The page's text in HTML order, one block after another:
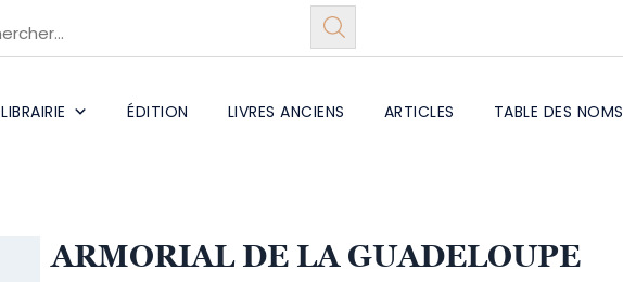
LIBRAIRIE ÉDITION LIVRES ANCIENS ARTICLES TABLE DES NOMS
ARMORIAL DE LA GUADELOUPE